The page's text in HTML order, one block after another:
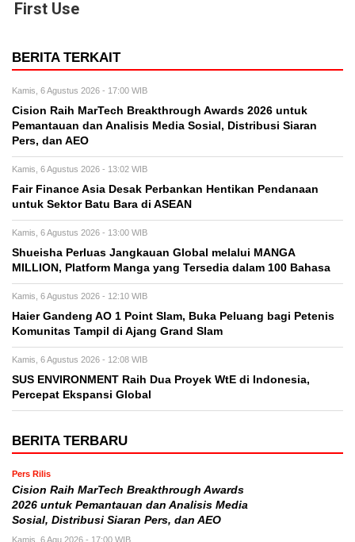
First Use
BERITA TERKAIT
Kamis, 6 Agustus 2026 - 17:00 WIB
Cision Raih MarTech Breakthrough Awards 2026 untuk
Pemantauan dan Analisis Media Sosial, Distribusi Siaran
Pers, dan AEO
Kamis, 6 Agustus 2026 - 13:02 WIB
Fair Finance Asia Desak Perbankan Hentikan Pendanaan
untuk Sektor Batu Bara di ASEAN
Kamis, 6 Agustus 2026 - 13:00 WIB
Shueisha Perluas Jangkauan Global melalui MANGA
MILLION, Platform Manga yang Tersedia dalam 100 Bahasa
Kamis, 6 Agustus 2026 - 12:10 WIB
Haier Gandeng AO 1 Point Slam, Buka Peluang bagi Petenis
Komunitas Tampil di Ajang Grand Slam
Kamis, 6 Agustus 2026 - 12:08 WIB
SUS ENVIRONMENT Raih Dua Proyek WtE di Indonesia,
Percepat Ekspansi Global
BERITA TERBARU
Pers Rilis
Cision Raih MarTech Breakthrough Awards
2026 untuk Pemantauan dan Analisis Media
Sosial, Distribusi Siaran Pers, dan AEO
Kamis, 6 Agu 2026 - 17:00 WIB